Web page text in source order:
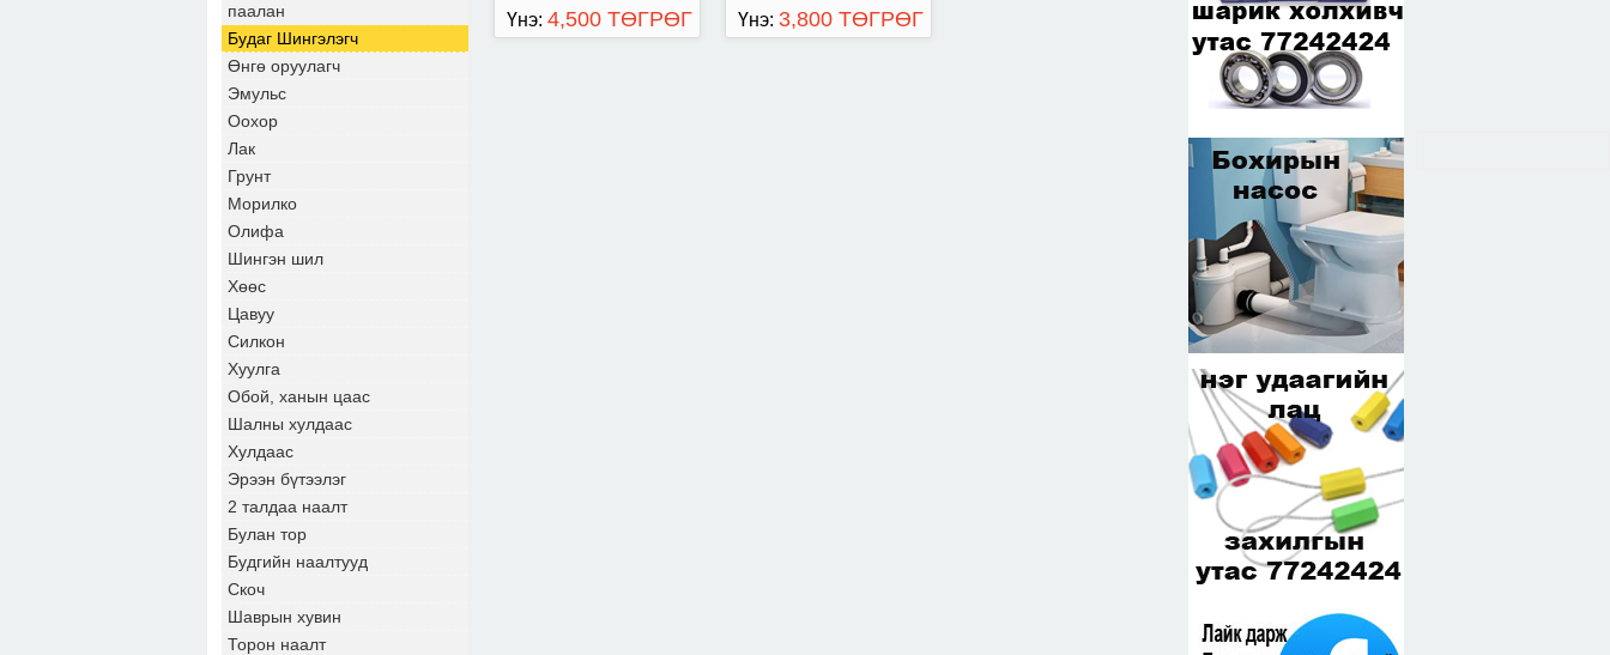
паалан
Будаг Шингэлэгч
Өнгө оруулагч
Эмульс
Оохор
Лак
Грунт
Морилко
Олифа
Шингэн шил
Хөөс
Цавуу
Силкон
Хуулга
Обой, ханын цаас
Шалны хулдаас
Хулдаас
Эрээн бүтээлэг
2 талдаа наалт
Булан тор
Будгийн наалтууд
Скоч
Шаврын хувин
Торон наалт
Үнэ: 4,500 ТӨГРӨГ Үнэ: 3,800 ТӨГРӨГ